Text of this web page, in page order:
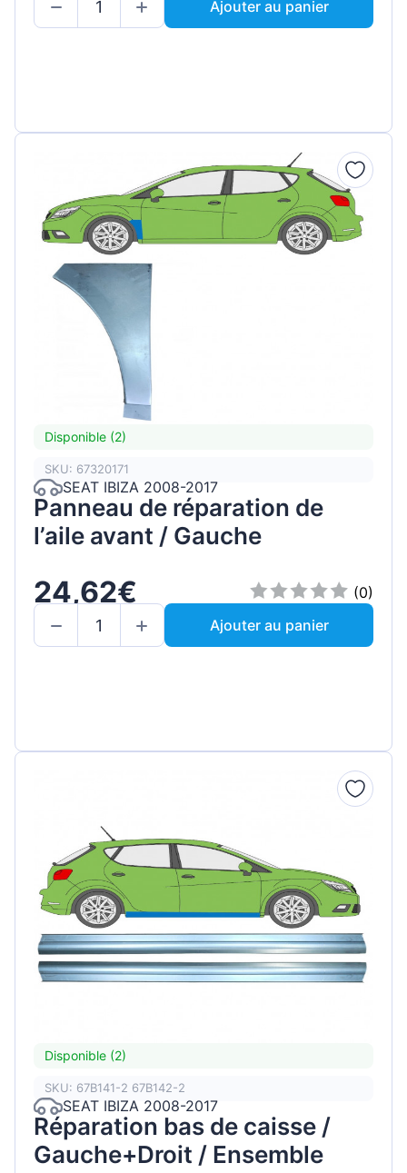
Ajouter au panier
Disponible (2)
SKU: 67320171
SEAT IBIZA 2008-2017
Panneau de réparation de
l’aile avant / Gauche
24,62€
(0)
Ajouter au panier
Disponible (2)
SKU: 67B141-2 67B142-2
SEAT IBIZA 2008-2017
Réparation bas de caisse /
Gauche+Droit / Ensemble